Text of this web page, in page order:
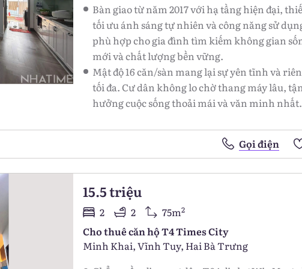
Bàn giao từ năm 2017 với hạ tầng hiện đại,
tối ưu ánh sáng tự nhiên và công năng sử
phù hợp cho gia đình tìm kiếm không gian
mới và chất lượng bền vững.
Mật độ 16 căn/sàn mang lại sự yên tĩnh và
tối đa. Cư dân không lo chờ thang máy lâu,
hưởng cuộc sống thoải mái và văn minh nhất.
Gọi điện
15.5 triệu
2 2 75m2
Cho thuê căn hộ T4 Times City
Minh Khai, Vĩnh Tuy, Hai Bà Trưng